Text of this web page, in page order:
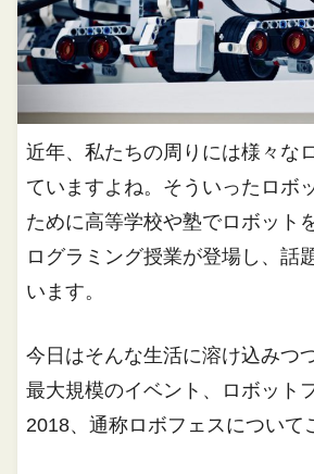
近年、私たちの周りには様々な
ていますよね。そういったロボ
ために高等学校や塾でロボット
ログラミング授業が登場し、話
います。
今日はそんな生活に溶け込みつ
最大規模のイベント、ロボット
2018、通称ロボフェスについて